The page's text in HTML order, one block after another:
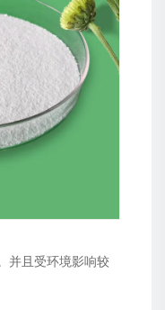
并且受环境影响较